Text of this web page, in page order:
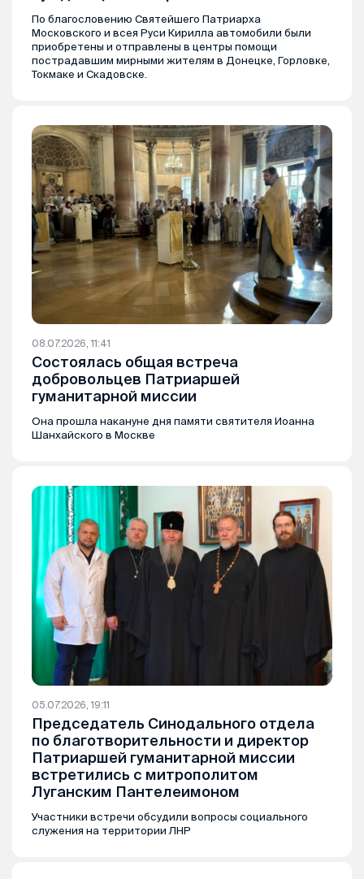
По благословению Святейшего Патриарха
Московского и всея Руси Кирилла автомобили были
приобретены и отправлены в центры помощи
пострадавшим мирными жителям в Донецке, Горловке,
Токмаке и Скадовске.
08.07.2026, 11:41
Состоялась общая встреча
добровольцев Патриаршей
гуманитарной миссии
Она прошла накануне дня памяти святителя Иоанна
Шанхайского в Москве
05.07.2026, 19:11
Председатель Синодального отдела
по благотворительности и директор
Патриаршей гуманитарной миссии
встретились с митрополитом
Луганским Пантелеимоном
Участники встречи обсудили вопросы социального
служения на территории ЛНР